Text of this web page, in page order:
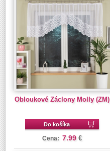
Obloukové Záclony Molly (ZM)
Do košíka
Cena: 7.99 €